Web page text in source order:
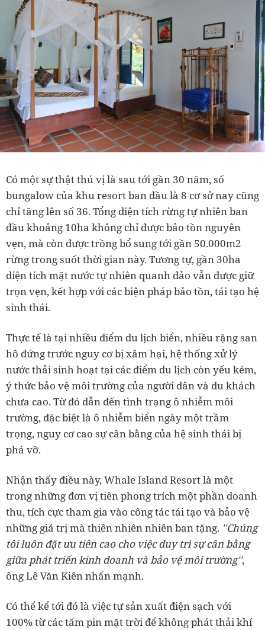
Có một sự thật thú vị là sau tới gần 30 năm, số
bungalow của khu resort ban đầu là 8 cơ sở nay cũng
chỉ tăng lên số 36. Tổng diện tích rừng tự nhiên ban
đầu khoảng 10ha không chỉ được bảo tồn nguyên
vẹn, mà còn được trồng bổ sung tới gần 50.000m2
rừng trong suốt thời gian này. Tương tự, gần 30ha
diện tích mặt nước tự nhiên quanh đảo vẫn được giữ
trọn vẹn, kết hợp với các biện pháp bảo tồn, tái tạo hệ
sinh thái.
Thực tế là tại nhiều điểm du lịch biển, nhiều rặng san
hô đứng trước nguy cơ bị xâm hại, hệ thống xử lý
nước thải sinh hoạt tại các điểm du lịch còn yếu kém,
ý thức bảo vệ môi trường của người dân và du khách
chưa cao. Từ đó dẫn đến tình trạng ô nhiễm môi
trường, đặc biệt là ô nhiễm biển ngày một trầm
trọng, nguy cơ cao sự cân bằng của hệ sinh thái bị
phá vỡ.
Nhận thấy điều này, Whale Island Resort là một
trong những đơn vị tiên phong trích một phần doanh
thu, tích cực tham gia vào công tác tái tạo và bảo vệ
những giá trị mà thiên nhiên nhiên ban tặng. ''Chúng
tôi luôn đặt ưu tiên cao cho việc duy trì sự cân bằng
giữa phát triển kinh doanh và bảo vệ môi trường'',
ông Lê Văn Kiên nhấn mạnh.
Có thể kể tới đó là việc tự sản xuất điện sạch với
100% từ các tấm pin mặt trời để không phát thải khí